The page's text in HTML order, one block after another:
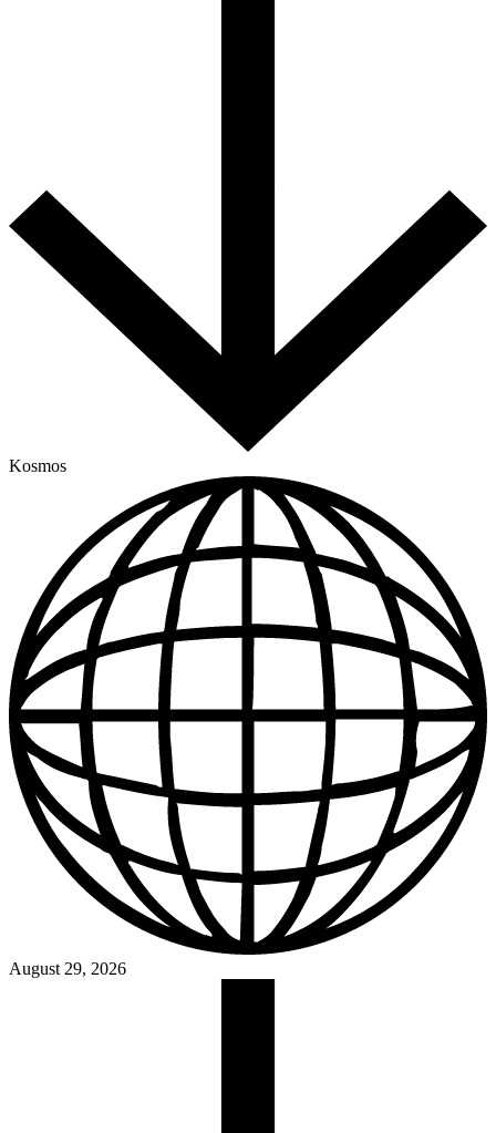
Kosmos
August 29, 2026